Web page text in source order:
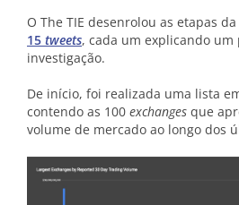
O The TIE desenrolou as etapas
15 tweets, cada um explicando
investigação.
De início, foi realizada uma lista
contendo as 100 exchanges que
volume de mercado ao longo dos